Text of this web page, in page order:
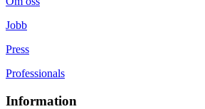
Jobb
Press
Professionals
Information